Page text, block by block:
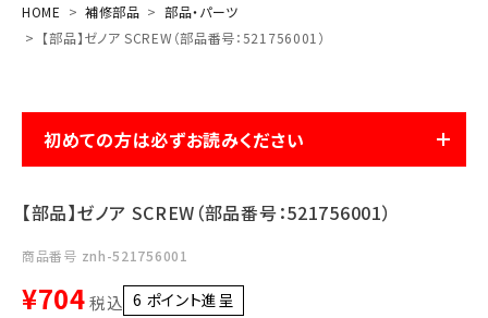
農業機械
作業用品
レンタル
ブログ
HOME 補修部品
部品・パーツ
【部品】ゼノア SCREW（部品番号：521756001）
初めての方は必ずお読みください
【部品】ゼノア SCREW（部品番号：521756001）
商品番号 znh-521756001
¥704税込 6 ポイント進呈 ]